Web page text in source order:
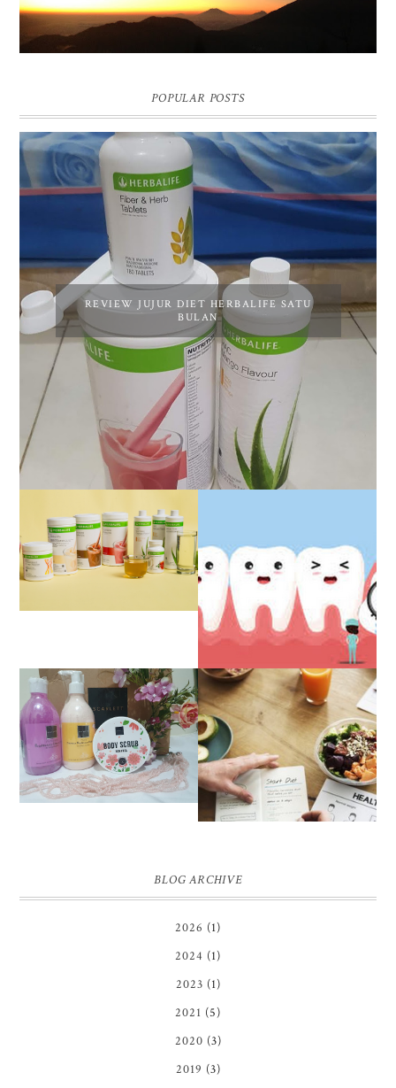
POPULAR POSTS
REVIEW JUJUR DIET HERBALIFE SATU
BULAN
REVIEW JUJUR
SETELAH HAMPIR 2
TAHUN BERHENTI DIET
HERBALIFE
PENGALAMAN OPERASI
IMPAKSI GIGI
REVIEW SCARLETT
WHITENING BODY
LOTION, BODY SCRUB
DAN SHOWER SCRUB |
FIRST IMPRESSION
PENGALAMAN DIET
SEHAT TANPA
MENYIKSA HINGGA
BERAT BADAN IDEAL
BLOG ARCHIVE
2026 (1)
2024 (1)
2023 (1)
2021 (5)
2020 (3)
2019 (3)